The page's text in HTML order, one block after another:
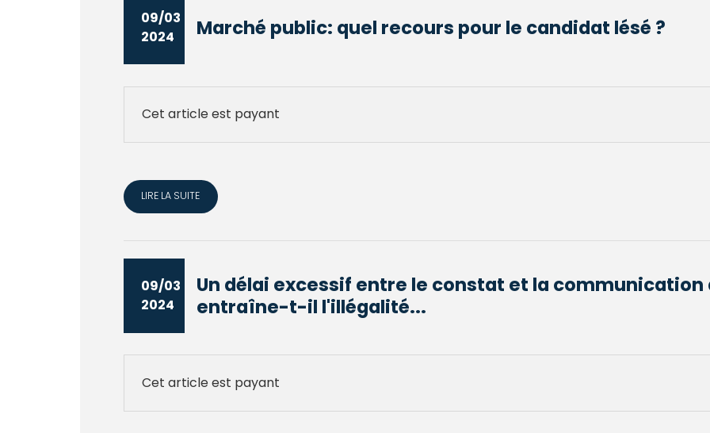
09/03
2024
Marché public: quel recours pour le candidat lésé ?
Cet article est payant
LIRE LA SUITE
09/03
2024
Un délai excessif entre le constat et la communication
entraîne-t-il l'illégalité...
Cet article est payant